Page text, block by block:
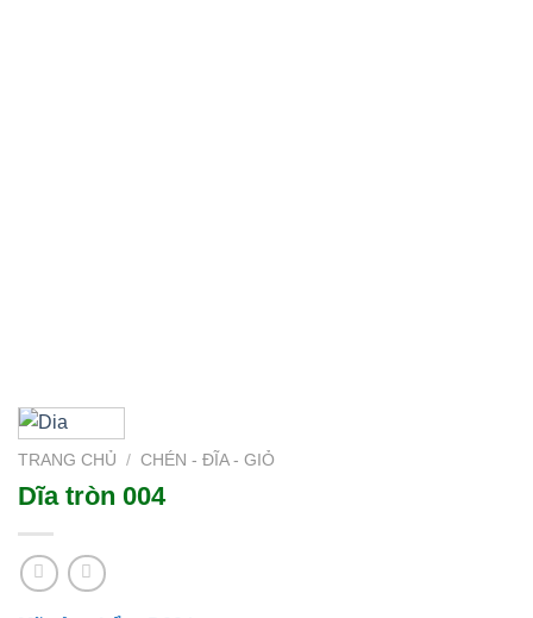
TRANG CHỦ / CHÉN - ĐĨA - GIỎ
Dĩa tròn 004